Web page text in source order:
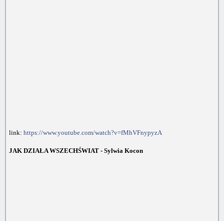
link: https://www.youtube.com/watch?v=fMhVFnypyzA
JAK DZIAŁA WSZECHŚWIAT - Sylwia Kocon